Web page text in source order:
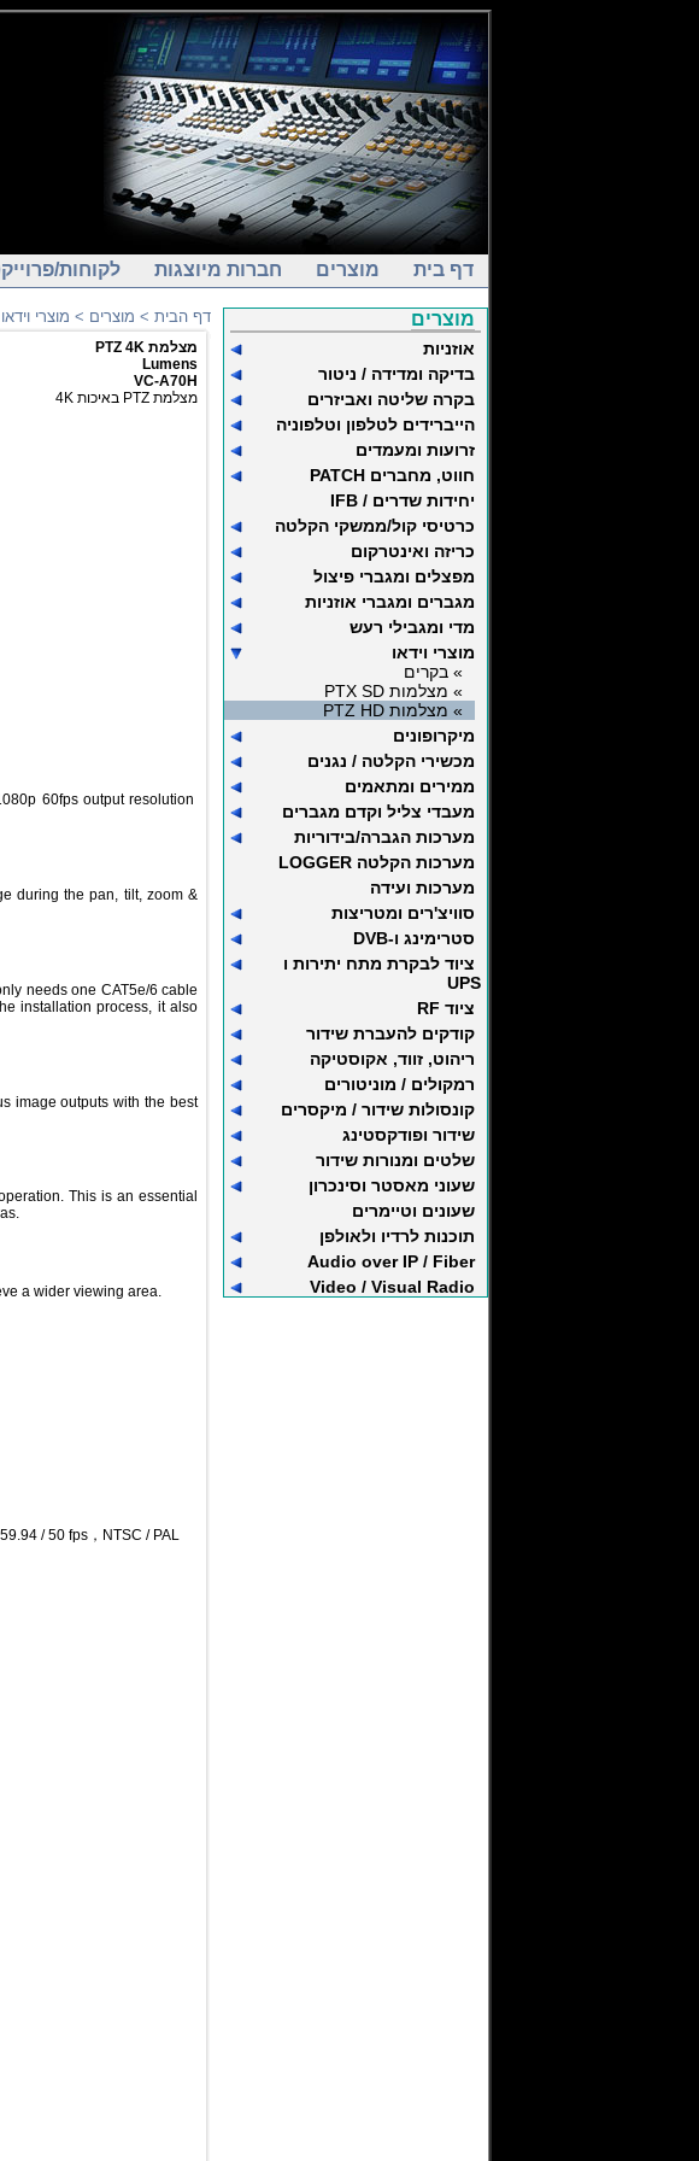
דף בית מוצרים חברות מיוצגות לקוחות/
מוצרים
אוזניות
בדיקה ומדידה / ניטור
בקרה שליטה ואביזרים
הייברידים לטלפון וטלפוניה
זרועות ומעמדים
חווט, מחברים PATCH
יחידות שדרים / IFB
כרטיסי קול/ממשקי הקלטה
כריזה ואינטרקום
מפצלים ומגברי פיצול
מגברים ומגברי אוזניות
מדי ומגבילי רעש
מוצרי וידאו
» בקרים
» מצלמות PTX SD
» מצלמות PTZ HD
מיקרופונים
מכשירי הקלטה / נגנים
ממירים ומתאמים
מעבדי צליל וקדם מגברים
מערכות הגברה/בידוריות
מערכות הקלטה LOGGER
מערכות ועידה
סוויצ'רים ומטריצות
סטרימינג ו-DVB
ציוד לבקרת מתח יתירות ו
UPS
ציוד RF
קודקים להעברת שידור
ריהוט, זווד, אקוסטיקה
רמקולים / מוניטורים
קונסולות שידור / מיקסרים
שידור ופודקסטינג
שלטים ומנורות שידור
שעוני מאסטר וסינכרון
שעונים וטיימרים
תוכנות לרדיו ולאולפן
Audio over IP / Fiber
Video / Visual Radio
דף הבית > מוצרים > מוצרי וידאו
מצלמת PTZ 4K
Lumens
VC-A70H
מצלמת PTZ באיכות 4K
60fps output resolution
during the pan, tilt, zoom &
needs one CAT5e/6 cable
installation process, it also
image outputs with the best
This is an essential
a wider viewing area.
/ 50 fps，NTSC / PAL